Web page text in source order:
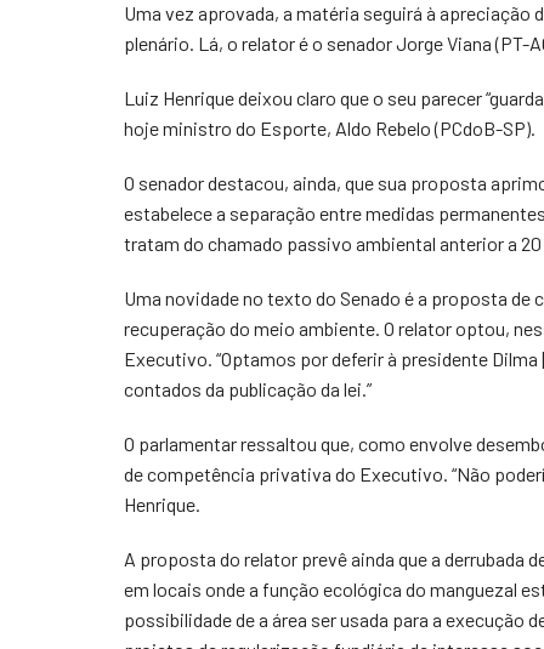
Uma vez aprovada, a matéria seguirá à
plenário. Lá, o relator é o senador Jorge Viana (PT-
Luiz Henrique deixou claro que o seu parecer
hoje ministro do Esporte, Aldo Rebelo (PCdoB-SP).
O senador destacou, ainda, que sua proposta
estabelece a separação entre medidas
tratam do chamado passivo ambiental anterior a 20
Uma novidade no texto do Senado é a proposta
recuperação do meio ambiente. O relator optou,
Executivo. “Optamos por deferir à presidente
contados da publicação da lei.”
O parlamentar ressaltou que, como envolve
de competência privativa do Executivo. “Não
Henrique.
A proposta do relator prevê ainda que a derrubada
em locais onde a função ecológica do manguezal
possibilidade de a área ser usada para a execução